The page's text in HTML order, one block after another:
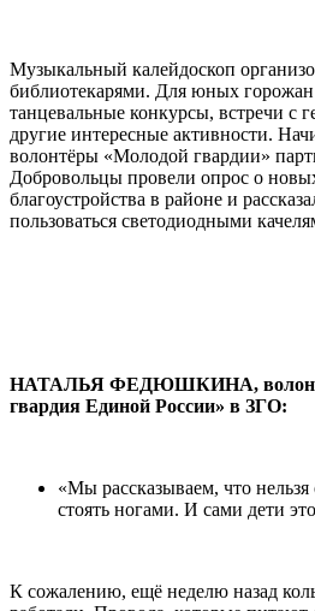
Музыкальный калейдоскоп
библиотекарями. Для юных
танцевальные конкурсы, встречи с
другие интересные активности.
волонтёры «Молодой гвардии»
Добровольцы провели опрос о
благоустройства в районе и
пользоваться светодиодными
НАТАЛЬЯ ФЕДЮШКИНА,
гвардия Единой России» в ЗГО:
«Мы рассказываем, что нельзя
стоять ногами. И сами дети
К сожалению, ещё неделю назад